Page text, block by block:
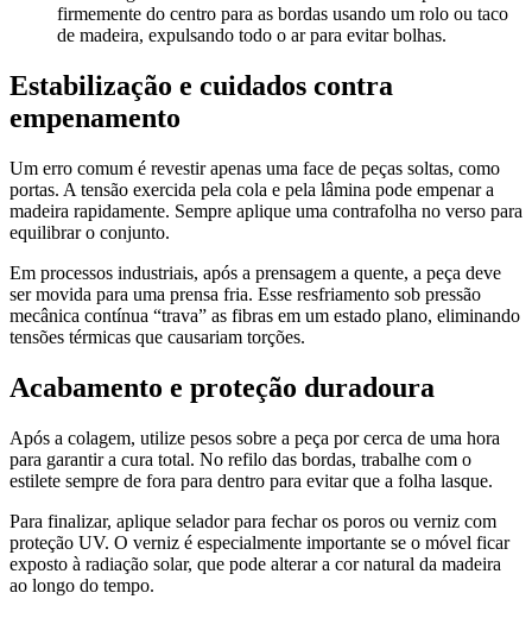
firmemente do centro para as bordas usando um rolo ou taco
de madeira, expulsando todo o ar para evitar bolhas.
Estabilização e cuidados contra
empenamento
Um erro comum é revestir apenas uma face de peças soltas, como
portas. A tensão exercida pela cola e pela lâmina pode empenar a
madeira rapidamente. Sempre aplique uma contrafolha no verso para
equilibrar o conjunto.
Em processos industriais, após a prensagem a quente, a peça deve
ser movida para uma prensa fria. Esse resfriamento sob pressão
mecânica contínua “trava” as fibras em um estado plano, eliminando
tensões térmicas que causariam torções.
Acabamento e proteção duradoura
Após a colagem, utilize pesos sobre a peça por cerca de uma hora
para garantir a cura total. No refilo das bordas, trabalhe com o
estilete sempre de fora para dentro para evitar que a folha lasque.
Para finalizar, aplique selador para fechar os poros ou verniz com
proteção UV. O verniz é especialmente importante se o móvel ficar
exposto à radiação solar, que pode alterar a cor natural da madeira
ao longo do tempo.